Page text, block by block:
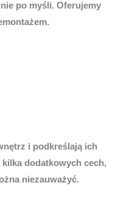
po myśli. Oferujemy
i podkreślają ich
dodatkowych cech,
niezauważyć.